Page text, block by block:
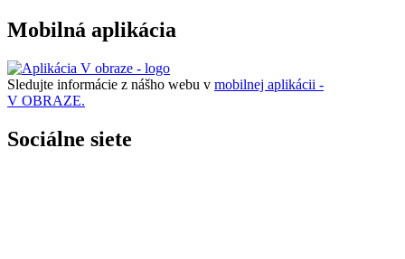
Mobilná aplikácia
Sledujte informácie z nášho webu v mobilnej aplikácii -
V OBRAZE.
Sociálne siete